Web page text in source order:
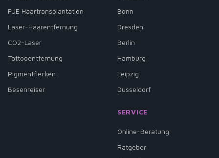
FUE Haartransplantation
Laser-Haarentfernung
CO2-Laser
Tattooentfernung
Pigmentflecken
Besenreiser
Bonn
Dresden
Berlin
Hamburg
Leipzig
Düsseldorf
SERVICE
Online-Beratung
Ratgeber